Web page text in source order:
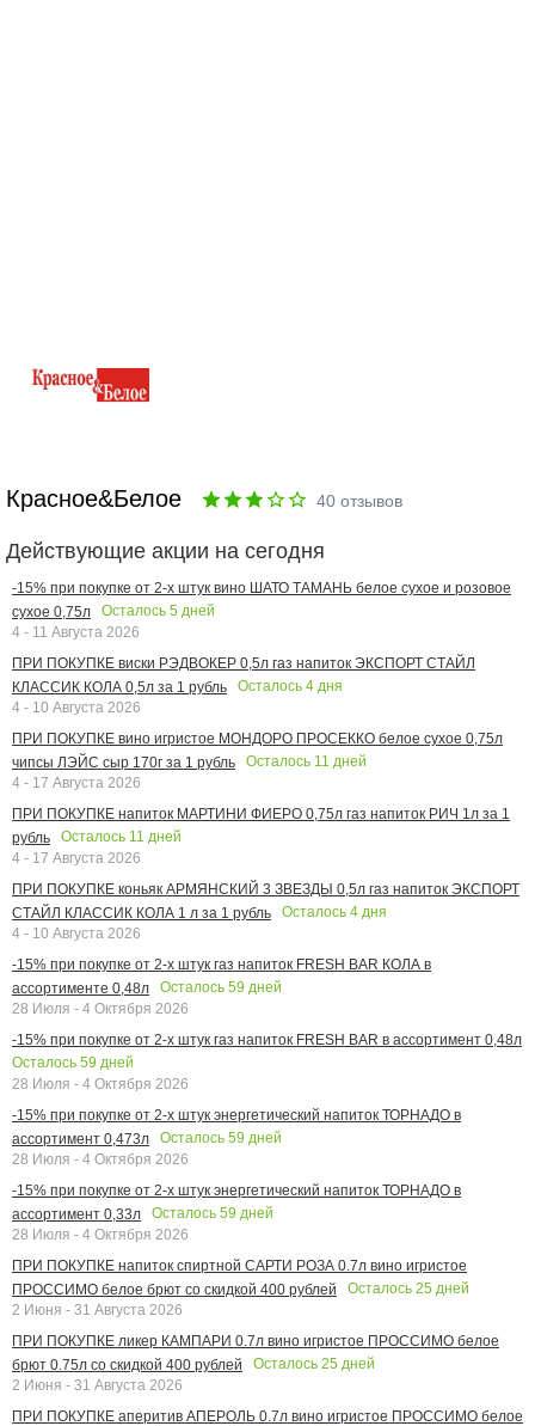
Красное&Белое 40 отзывов
Действующие акции на сегодня
-15% при покупке от 2-х штук вино ШАТО ТАМАНЬ белое сухое и розовое
сухое 0,75л
Осталось 5 дней
4 - 11 Августа 2026
ПРИ ПОКУПКЕ виски РЭДВОКЕР 0,5л газ напиток ЭКСПОРТ СТАЙЛ
КЛАССИК КОЛА 0,5л за 1 рубль
Осталось 4 дня
4 - 10 Августа 2026
ПРИ ПОКУПКЕ вино игристое МОНДОРО ПРОСЕККО белое сухое 0,75л
чипсы ЛЭЙС сыр 170г за 1 рубль
Осталось 11 дней
4 - 17 Августа 2026
ПРИ ПОКУПКЕ напиток МАРТИНИ ФИЕРО 0,75л газ напиток РИЧ 1л за 1
рубль
Осталось 11 дней
4 - 17 Августа 2026
ПРИ ПОКУПКЕ коньяк АРМЯНСКИЙ 3 ЗВЕЗДЫ 0,5л газ напиток ЭКСПОРТ
СТАЙЛ КЛАССИК КОЛА 1 л за 1 рубль
Осталось 4 дня
4 - 10 Августа 2026
-15% при покупке от 2-х штук газ напиток FRESH BAR КОЛА в
ассортименте 0,48л
Осталось 59 дней
28 Июля - 4 Октября 2026
-15% при покупке от 2-х штук газ напиток FRESH BAR в ассортимент 0,48л
Осталось 59 дней
28 Июля - 4 Октября 2026
-15% при покупке от 2-х штук энергетический напиток ТОРНАДО в
ассортимент 0,473л
Осталось 59 дней
28 Июля - 4 Октября 2026
-15% при покупке от 2-х штук энергетический напиток ТОРНАДО в
ассортимент 0,33л
Осталось 59 дней
28 Июля - 4 Октября 2026
ПРИ ПОКУПКЕ напиток спиртной САРТИ РОЗА 0.7л вино игристое
ПРОССИМО белое брют со скидкой 400 рублей
Осталось 25 дней
2 Июня - 31 Августа 2026
ПРИ ПОКУПКЕ ликер КАМПАРИ 0.7л вино игристое ПРОССИМО белое
брют 0.75л со скидкой 400 рублей
Осталось 25 дней
2 Июня - 31 Августа 2026
ПРИ ПОКУПКЕ аперитив АПЕРОЛЬ 0.7л вино игристое ПРОССИМО белое